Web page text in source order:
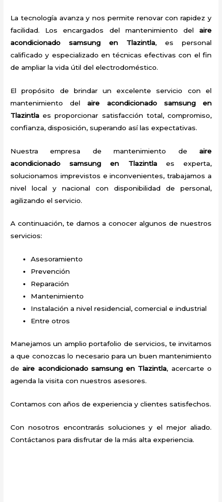
La tecnología avanza y nos permite renovar con rapidez y
facilidad. Los encargados del mantenimiento del aire
acondicionado samsung en Tlazintla, es personal
calificado y especializado en técnicas efectivas con el fin
de ampliar la vida útil del electrodoméstico.
El propósito de brindar un excelente servicio con el
mantenimiento delaire acondicionado samsung en
Tlazintla es proporcionar satisfacción total, compromiso,
confianza, disposición, superando así las expectativas.
Nuestra empresa de mantenimiento de aire
acondicionado samsung en Tlazintlaes experta,
solucionamos imprevistos e inconvenientes, trabajamos a
nivel local y nacional con disponibilidad de personal,
agilizando el servicio.
A continuación, te damos a conocer algunos de nuestros
servicios:
Asesoramiento
Prevención
Reparación
Mantenimiento
Instalación a nivel residencial, comercial e industrial
Entre otros
Manejamos un amplio portafolio de servicios, te invitamos
a que conozcas lo necesario para un buen mantenimiento
deaire acondicionado samsung en Tlazintla, acercarte o
agenda la visita con nuestros asesores.
Contamos con años de experiencia y clientes satisfechos.
Con nosotros encontrarás soluciones y el mejor aliado.
Contáctanos para disfrutar de la más alta experiencia.